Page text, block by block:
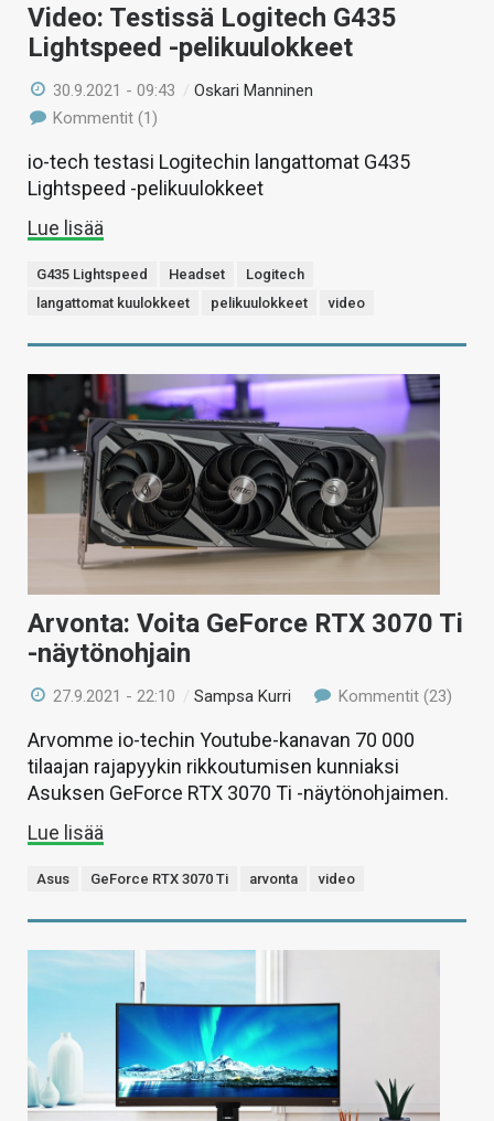
Video: Testissä Logitech G435
Lightspeed -pelikuulokkeet
30.9.2021 - 09:43 /Oskari Manninen
Kommentit (1)
io-tech testasi Logitechin langattomat G435
Lightspeed -pelikuulokkeet
Lue lisää
G435 Lightspeed Headset
Logitech
langattomat kuulokkeet
pelikuulokkeet video
Arvonta: Voita GeForce RTX 3070 Ti
-näytönohjain
27.9.2021 - 22:10 /Sampsa Kurri Kommentit (23)
Arvomme io-techin Youtube-kanavan 70 000
tilaajan rajapyykin rikkoutumisen kunniaksi
Asuksen GeForce RTX 3070 Ti -näytönohjaimen.
Lue lisää
Asus GeForce RTX 3070 Ti arvonta video